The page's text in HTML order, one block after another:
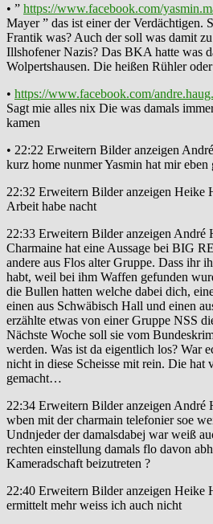
• ” https://www.facebook.com/
Mayer ” das ist einer der Verdächtigen.
Frantik was? Auch der soll was damit
Illshofener Nazis? Das BKA hatte was
Wolpertshausen. Die heißen Rühler
• https://www.facebook.com/
Sagt mie alles nix Die was damals
kamen
• 22:22 Erweitern Bilder anzeigen
kurz home nunmer Yasmin hat mir eben
22:32 Erweitern Bilder anzeigen Heike
Arbeit habe nacht
22:33 Erweitern Bilder anzeigen André
Charmaine hat eine Aussage bei BIG
andere aus Flos alter Gruppe. Dass ihr
habt, weil bei ihm Waffen gefunden
die Bullen hatten welche dabei dich,
einen aus Schwäbisch Hall und einen
erzählte etwas von einer Gruppe NSS
Nächste Woche soll sie vom
werden. Was ist da eigentlich los? War
nicht in diese Scheisse mit rein. Die hat
gemacht…
22:34 Erweitern Bilder anzeigen André
wben mit der charmain telefonier soe
Undnjeder der damalsdabej war weiß
rechten einstellung damals flo davon
Kameradschaft beizutreten ?
22:40 Erweitern Bilder anzeigen
ermittelt mehr weiss ich auch nicht